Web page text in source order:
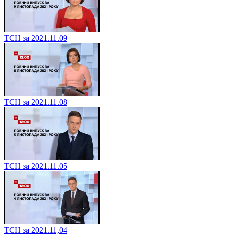
ТСН за 2021.11.09
ТСН за 2021.11.08
ТСН за 2021.11.05
ТСН за 2021.11,04